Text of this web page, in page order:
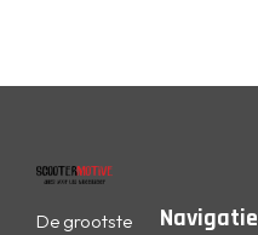
De grootste
Navigatie